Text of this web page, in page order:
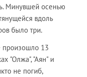
Минувшей осенью
вдоль
было три.
произошло 13
"Олжа", "Аян" и
не погиб,